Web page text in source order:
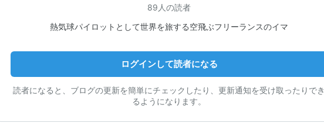
89人の読者
熱気球パイロットとして世界を旅する空飛ぶフリーランスのイマ
ログインして読者になる
読者になると、ブログの更新を簡単にチェックしたり、更新通知を受け取ったりでき
るようになります。